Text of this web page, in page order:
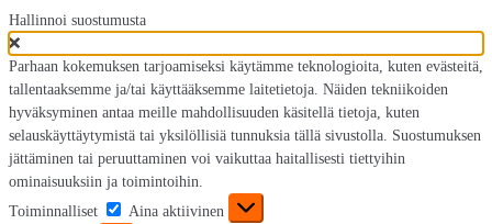
Hallinnoi suostumusta
Parhaan kokemuksen tarjoamiseksi käytämme teknologioita, kuten evästeitä,
tallentaaksemme ja/tai käyttääksemme laitetietoja. Näiden tekniikoiden
hyväksyminen antaa meille mahdollisuuden käsitellä tietoja, kuten
selauskäyttäytymistä tai yksilöllisiä tunnuksia tällä sivustolla. Suostumuksen
jättäminen tai peruuttaminen voi vaikuttaa haitallisesti tiettyihin
ominaisuuksiin ja toimintoihin.
Toiminnalliset
Toiminnalliset
Aina aktiivinen